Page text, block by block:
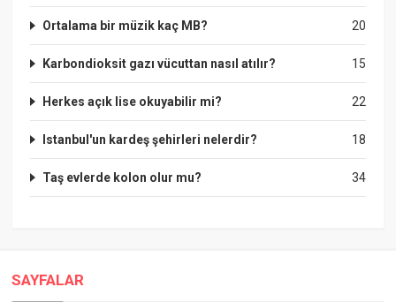
20
Ortalama bir müzik kaç MB?
15
Karbondioksit gazı vücuttan nasıl atılır?
22
Herkes açık lise okuyabilir mi?
18
Istanbul'un kardeş şehirleri nelerdir?
34
Taş evlerde kolon olur mu?
SAYFALAR